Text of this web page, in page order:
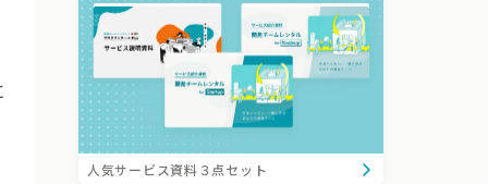
人気サービス資料３点セット